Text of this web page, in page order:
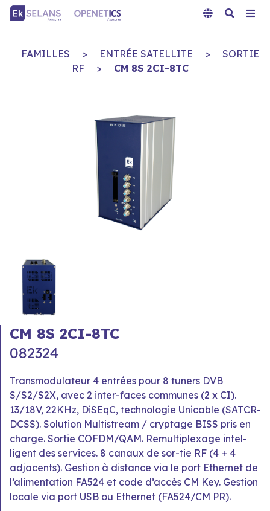
FAMILLES > ENTRÉE SATELLITE >
SORTIE
RF
> CM 8S 2CI-8TC
CM 8S 2CI-8TC
082324
Transmodulateur 4 entrées pour 8 tuners DVB
S/S2/S2X, avec 2 inter-faces communes (2 x CI).
13/18V, 22KHz, DiSEqC, technologie Unicable (SATCR-
DCSS). Solution Multistream / cryptage BISS pris en
charge. Sortie COFDM/QAM. Remultiplexage intel-
ligent des services. 8 canaux de sor-tie RF (4 + 4
adjacents). Gestion à distance via le port Ethernet de
l’alimentation FA524 et code d’accès CM Key. Gestion
locale via port USB ou Ethernet (FA524/CM PR).